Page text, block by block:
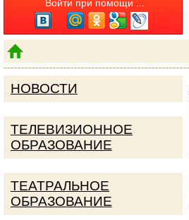
Войти при помощи ...
НОВОСТИ
ТЕЛЕВИЗИОННОЕ
ОБРАЗОВАНИЕ
ТЕАТРАЛЬНОЕ
ОБРАЗОВАНИЕ